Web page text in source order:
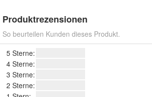
Produktrezensionen
So beurteilen Kunden dieses Produkt.
5 Sterne:
4 Sterne:
3 Sterne:
2 Sterne: